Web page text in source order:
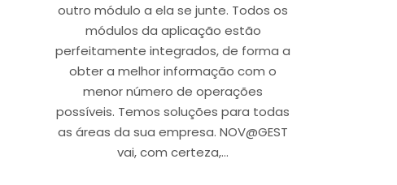
outro módulo a ela se junte. Todos os
módulos da aplicação estão
perfeitamente integrados, de forma a
obter a melhor informação com o
menor número de operações
possíveis. Temos soluções para todas
as áreas da sua empresa. NOV@GEST
vai, com certeza,…